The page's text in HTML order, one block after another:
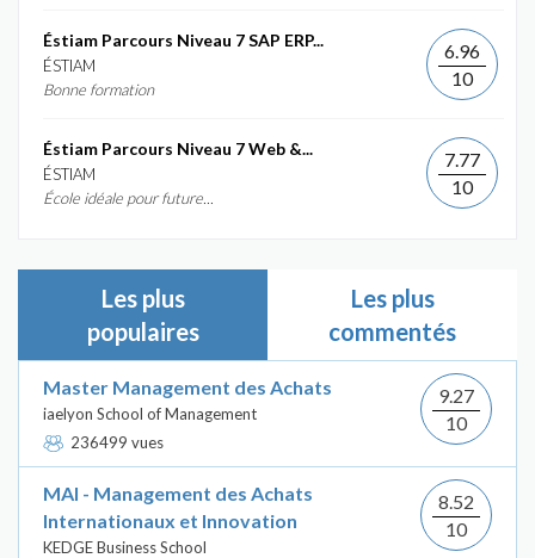
Éstiam Parcours Niveau 7 SAP ERP...
ÉSTIAM
Bonne formation
6.96
10
Éstiam Parcours Niveau 7 Web &...
ÉSTIAM
École idéale pour future...
7.77
10
Les plus
populaires
Les plus
commentés
Master Management des Achats
iaelyon School of Management
236499 vues
9.27
10
MAI - Management des Achats
Internationaux et Innovation
KEDGE Business School
8.52
10